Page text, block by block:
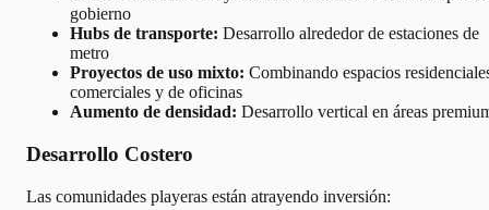
gobierno
Hubs de transporte: Desarrollo alrededor de estaciones de
metro
Proyectos de uso mixto: Combinando espacios
comerciales y de oficinas
Aumento de densidad: Desarrollo vertical en áreas
Desarrollo Costero
Las comunidades playeras están atrayendo inversión: